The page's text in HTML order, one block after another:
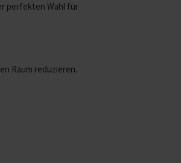
perfekten Wahl für
Raum reduzieren.